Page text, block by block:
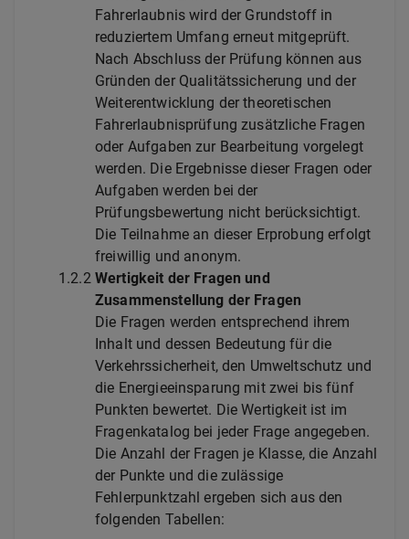
Fahrerlaubnis wird der Grundstoff in
reduziertem Umfang erneut mitgeprüft.
Nach Abschluss der Prüfung können aus
Gründen der Qualitätssicherung und der
Weiterentwicklung der theoretischen
Fahrerlaubnisprüfung zusätzliche Fragen
oder Aufgaben zur Bearbeitung vorgelegt
werden. Die Ergebnisse dieser Fragen oder
Aufgaben werden bei der
Prüfungsbewertung nicht berücksichtigt.
Die Teilnahme an dieser Erprobung erfolgt
freiwillig und anonym.
1.2.2 Wertigkeit der Fragen und
Zusammenstellung der Fragen
Die Fragen werden entsprechend ihrem
Inhalt und dessen Bedeutung für die
Verkehrssicherheit, den Umweltschutz und
die Energieeinsparung mit zwei bis fünf
Punkten bewertet. Die Wertigkeit ist im
Fragenkatalog bei jeder Frage angegeben.
Die Anzahl der Fragen je Klasse, die Anzahl
der Punkte und die zulässige
Fehlerpunktzahl ergeben sich aus den
folgenden Tabellen: